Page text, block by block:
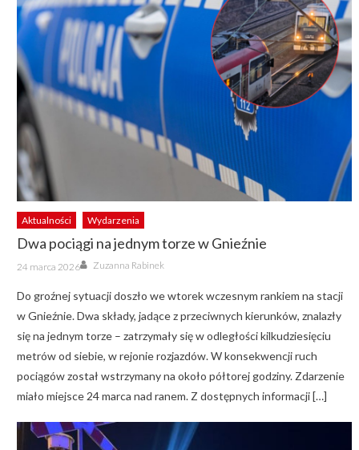
Aktualności Wydarzenia
Dwa pociągi na jednym torze w Gnieźnie
Posted
on
24 marca 2026 Author
Zuzanna Rabinek
Do groźnej sytuacji doszło we wtorek wczesnym rankiem na stacji
w Gnieźnie. Dwa składy, jadące z przeciwnych kierunków, znalazły
się na jednym torze – zatrzymały się w odległości kilkudziesięciu
metrów od siebie, w rejonie rozjazdów. W konsekwencji ruch
pociągów został wstrzymany na około półtorej godziny. Zdarzenie
miało miejsce 24 marca nad ranem. Z dostępnych informacji […]